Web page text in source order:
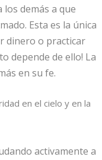
demás a que
Esta es la única
dinero o practicar
depende de ello! La
en su fe.
en el cielo y en la
activamente a